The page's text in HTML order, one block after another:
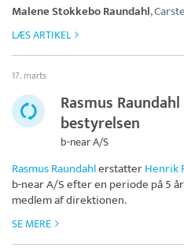
Malene Stokkebo Raundahl,
LÆS ARTIKEL
17. marts
Rasmus
bestyrelsen
b-near A/S
Rasmus RaundahlerstatterHenrik
b-near A/Sefter en periode på 5 år.
medlem af direktionen.
SE MERE